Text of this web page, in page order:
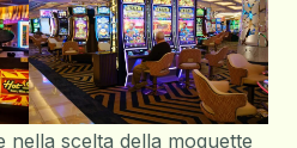
nella scelta della moquette